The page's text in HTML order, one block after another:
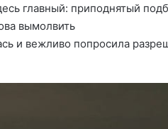
главный: приподнятый
вымолвить
и вежливо попросила